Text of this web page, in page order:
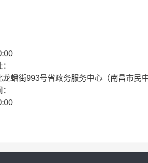
龙蟠街993号省政务服务中心（南昌市民